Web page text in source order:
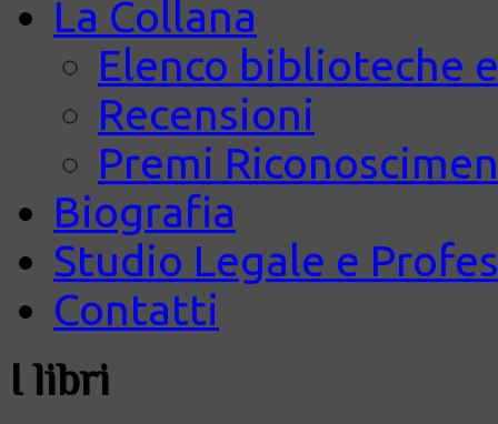
La Collana
Elenco biblioteche
Recensioni
Premi
Biografia
Studio Legale e
Contatti
I libri